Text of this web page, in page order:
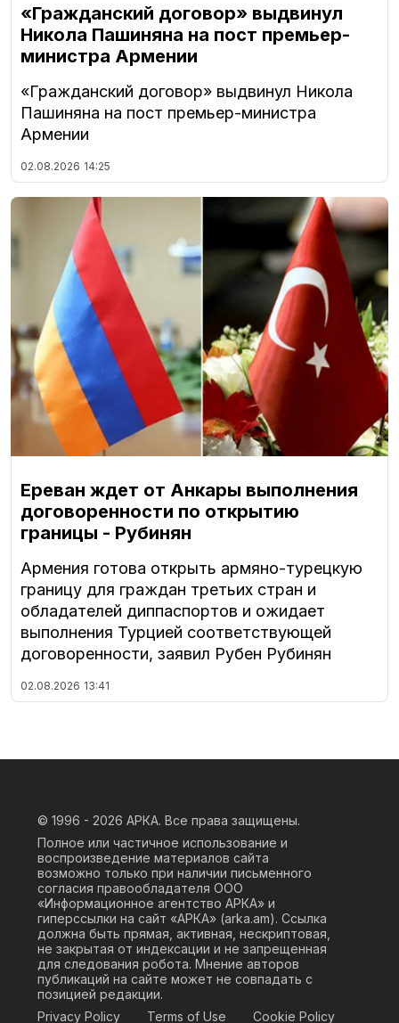
«Гражданский договор» выдвинул
Никола Пашиняна на пост премьер-
министра Армении
«Гражданский договор» выдвинул Никола
Пашиняна на пост премьер-министра
Армении
02.08.2026 14:25
Ереван ждет от Анкары выполнения
договоренности по открытию
границы - Рубинян
Армения готова открыть армяно-турецкую
границу для граждан третьих стран и
обладателей диппаспортов и ожидает
выполнения Турцией соответствующей
договоренности, заявил Рубен Рубинян
02.08.2026 13:41
© 1996 - 2026 АРКА. Все права защищены.
Полное или частичное использование и
воспроизведение материалов сайта
возможно только при наличии письменного
согласия правообладателя ООО
«Информационное агентство АРКА» и
гиперссылки на сайт «АРКА» (arka.am). Ссылка
должна быть прямая, активная, нескриптовая,
не закрытая от индексации и не запрещенная
для следования робота. Мнение авторов
публикаций на сайте может не совпадать с
позицией редакции.
Privacy Policy
Terms of Use Cookie Policy